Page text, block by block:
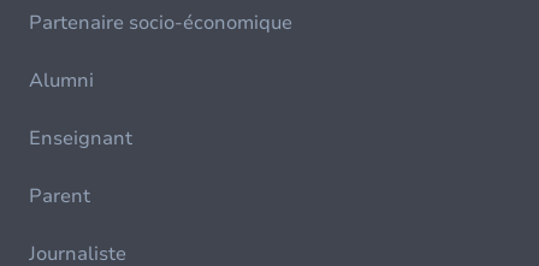
Partenaire socio-économique
Alumni
Enseignant
Parent
Journaliste